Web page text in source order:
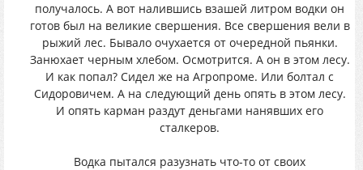
получалось. А вот налившись взашей литром водки он
готов был на великие свершения. Все свершения вели в
рыжий лес. Бывало очухается от очередной пьянки.
Занюхает черным хлебом. Осмотрится. А он в этом лесу.
И как попал? Сидел же на Агропроме. Или болтал с
Сидоровичем. А на следующий день опять в этом лесу.
И опять карман раздут деньгами нанявших его
сталкеров.
Водка пытался разузнать что-то от своих